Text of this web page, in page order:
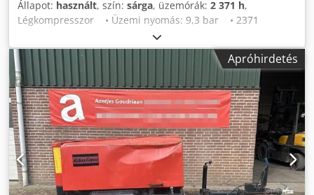
Állapot: használt, szín: sárga, üzemórák: 2 371 h,
Légkompresszor • Üzemi nyomás: 9,3 bar • 2371
üzemóra • Közúti világítás • Közvetlenül munkából
Dwedpfx Asy T Rgneniea Állapot: Használt
Apróhirdetés